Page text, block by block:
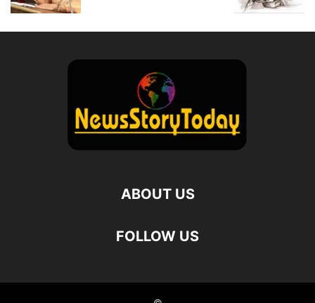
ABOUT US
FOLLOW US